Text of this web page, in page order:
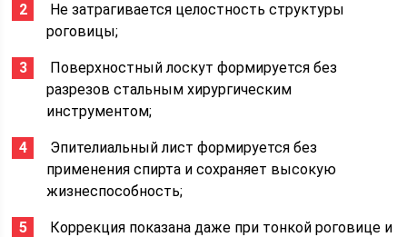
​ Не затрагивается целостность структуры
роговицы;
​ Поверхностный лоскут формируется без
разрезов стальным хирургическим
инструментом;
​ Эпителиальный лист формируется без
применения спирта и сохраняет высокую
жизнеспособность;
​ Коррекция показана даже при тонкой роговице и